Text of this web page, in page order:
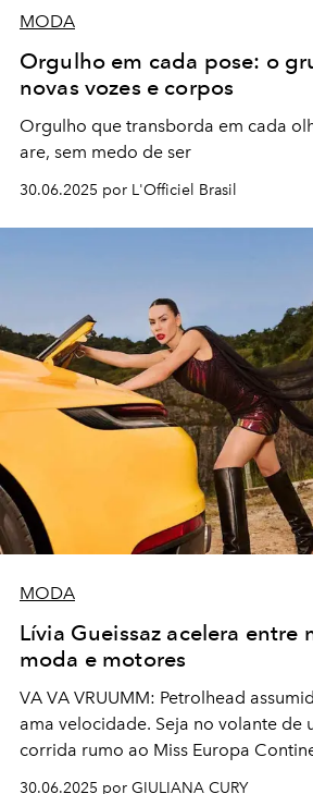
MODA
Orgulho em cada pose: o
novas vozes e corpos
Orgulho que transborda em cada
are, sem medo de ser
30.06.2025 por L'Officiel Brasil
MODA
Lívia Gueissaz acelera entre
moda e motores
VA VA VRUUMM: Petrolhead
ama velocidade. Seja no volante de
corrida rumo ao Miss Europa
30.06.2025 por GIULIANA CURY